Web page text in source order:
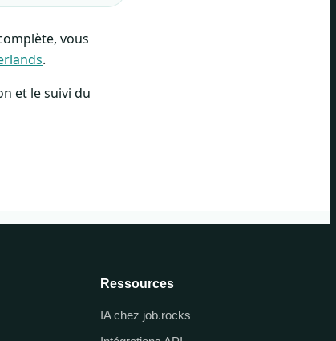
vous
.
et le suivi du
Ressources
IA chez job.rocks